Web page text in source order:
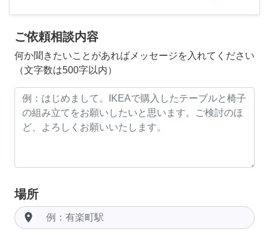
ご依頼相談内容
何か聞きたいことがあればメッセージを入れてください
（文字数は500字以内）
場所
room